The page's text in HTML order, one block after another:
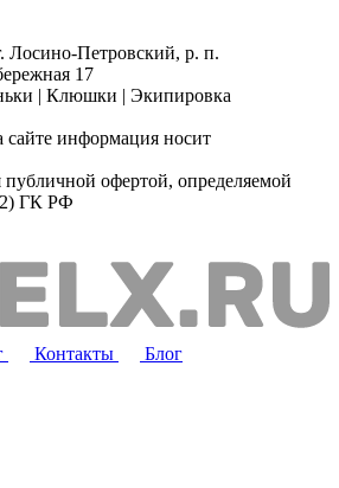
Лосино-Петровский, р. п.
17
| Клюшки | Экипировка
сайте информация носит
публичной офертой, определяемой
ГК РФ
Контакты Блог